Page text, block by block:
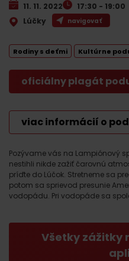
Pozývame vás na Lampiónový
nestihli nikde zažiť čarovnú
príďte do Lúčok. Stretneme sa
potom sa sprievod presunie
vodopádu. Pri vodopáde sa
Všetky zážitky
11. 11. 2022
17:30 - 19:00
Lúčky
navigovať
Rodiny s deťmi Kultúrne
oficiálny plagát
viac informácií o